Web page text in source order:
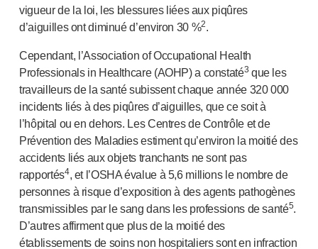
vigueur de la loi, les blessures liées aux piqûres
d’aiguilles ont diminué d’environ 30 %2.
Cependant, l’Association of Occupational Health
Professionals in Healthcare (AOHP) a constaté3 que les
travailleurs de la santé subissent chaque année 320 000
incidents liés à des piqûres d’aiguilles, que ce soit à
l’hôpital ou en dehors. Les Centres de Contrôle et de
Prévention des Maladies estiment qu’environ la moitié des
accidents liés aux objets tranchants ne sont pas
rapportés4, et l’OSHA évalue à 5,6 millions le nombre de
personnes à risque d’exposition à des agents pathogènes
transmissibles par le sang dans les professions de santé5.
D’autres affirment que plus de la moitié des
établissements de soins non hospitaliers sont en infraction